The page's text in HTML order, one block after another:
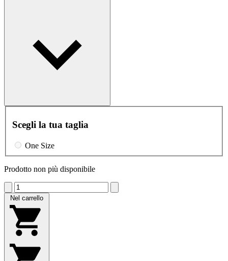
Scegli la tua taglia
One Size
Prodotto non più disponibile
Nel carrello